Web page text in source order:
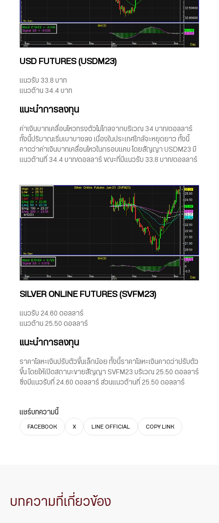
USD FUTURES (USDM23)
แนวรับ 33.8 บาท
แนวต้าน 34.4 บาท
แนะนำการลงทุน
ค่าเงินบาทเคลื่อนไหวทรงตัวไม่ไกลจากบริเวณ 34 บาท/ดอลลาร์
ทั้งนี้ปริมาณเริ่มเบาบางลง เนื่องในประเทศใกล้จะหยุดยาว ทั้งนี้
คาดว่าค่าเงินบาทเคลื่อนไหวในกรอบแคบ โดยสัญญา USDM23 มี
แนวต้านที่ 34.4 บาท/ดอลลาร์ ขณะที่มีแนวรับ 33.8 บาท/ดอลลาร์
SILVER ONLINE FUTURES (SVFM23)
แนวรับ 24.60 ดอลลาร์
แนวต้าน 25.50 ดอลลาร์
แนะนำการลงทุน
ราคาโลหะเงินปรับตัวขึ้นเล็กน้อย ทั้งนี้ราคาโลหะเงินคาดว่าปรับตัว
ขึ้น โดยให้เปิดสถานะขายสัญญา SVFM23 บริเวณ 25.50 ดอลลาร์
ซึ่งมีแนวรับที่ 24.60 ดอลลาร์ ส่วนแนวต้านที่ 25.50 ดอลลาร์
แชร์บทความนี้
FACEBOOK X LINE OFFICIAL COPY LINK
บทความที่เกี่ยวข้อง